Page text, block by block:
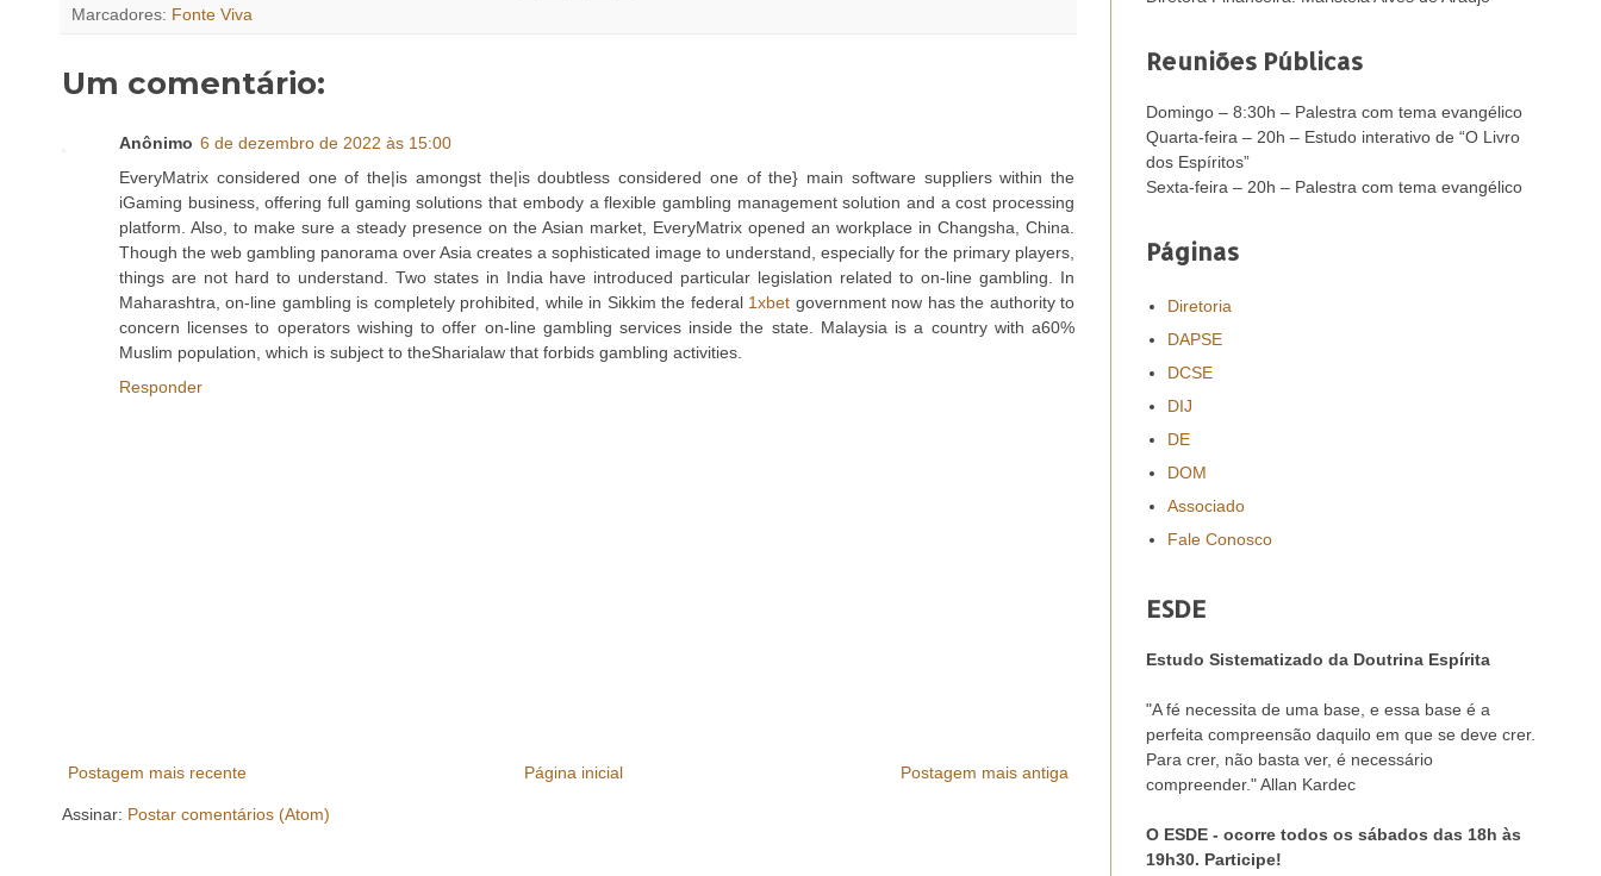
Marcadores: Fonte Viva
Um comentário:
Anônimo 6 de dezembro de 2022 às 15:00
EveryMatrix considered one of the|is amongst the|is doubtless considered one of the} main software suppliers within the
iGaming business, offering full gaming solutions that embody a flexible gambling management solution and a cost processing
platform. Also, to make sure a steady presence on the Asian market, EveryMatrix opened an workplace in Changsha, China.
Though the web gambling panorama over Asia creates a sophisticated image to understand, especially for the primary players,
things are not hard to understand. Two states in India have introduced particular legislation related to on-line gambling. In
Maharashtra, on-line gambling is completely prohibited, while in Sikkim the federal 1xbet government now has the authority to
concern licenses to operators wishing to offer on-line gambling services inside the state. Malaysia is a country with a60%
Muslim population, which is subject to theSharialaw that forbids gambling activities.
Responder
Postagem mais recente Postagem mais antiga
Página inicial
Assinar: Postar comentários (Atom)
Reuniões Públicas
Domingo – 8:30h – Palestra com tema evangélico
Quarta-feira – 20h – Estudo interativo de “O Livro
dos Espíritos”
Sexta-feira – 20h – Palestra com tema evangélico
Páginas
Diretoria
DAPSE
DCSE
DIJ
DE
DOM
Associado
Fale Conosco
ESDE
Estudo Sistematizado da Doutrina Espírita
"A fé necessita de uma base, e essa base é a
perfeita compreensão daquilo em que se deve crer.
Para crer, não basta ver, é necessário
compreender." Allan Kardec
O ESDE - ocorre todos os sábados das 18h às
19h30. Participe!